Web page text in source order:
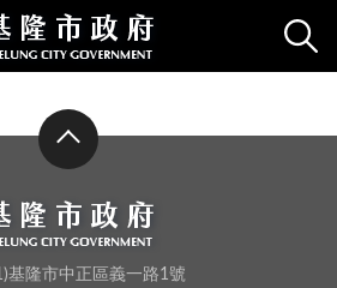
基隆市中正區義一路1號